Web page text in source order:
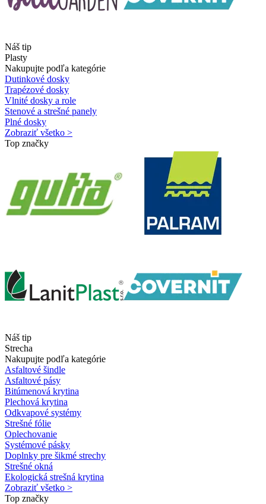
Náš tip
Plasty
Nakupujte podľa kategórie
Dutinkové dosky
Trapézové dosky
Vlnité dosky a role
Stenové a strešné panely
Plné dosky
Zobraziť všetko >
Top značky
Náš tip
Strecha
Nakupujte podľa kategórie
Asfaltové šindle
Asfaltové pásy
Bitúmenová krytina
Plechová krytina
Odkvapové systémy
Strešné fólie
Oplechovanie
Systémové pásky
Doplnky pre šikmé strechy
Strešné okná
Ekologická strešná krytina
Zobraziť všetko >
Top značky